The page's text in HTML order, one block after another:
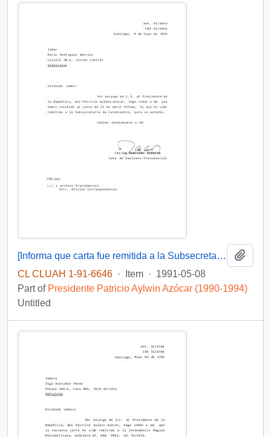
[Informa que carta fue remitida a la Subsecretaría de Carabineros para su estudio]
CL CLUAH 1-91-6646 · Item · 1991-05-08
Part of Presidente Patricio Aylwin Azócar (1990-1994)
Untitled